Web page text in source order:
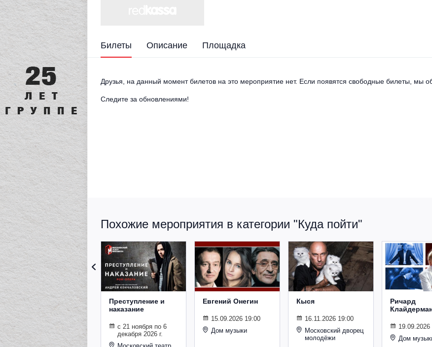
Билеты Описание Площадка
Друзья, на данный момент билетов на это мероприятие нет. Если появятся свободные билеты, мы
Следите за обновлениями!
Похожие мероприятия в категории "Куда пойти"
Преступление и
наказание
с 21 ноября по 6
декабря 2026 г.
Евгений Онегин
15.09.2026 19:00
Дом музыки
Кыся
16.11.2026 19:00
Московский дворец
молодёжи
Ричард
19.09.2026
Дом